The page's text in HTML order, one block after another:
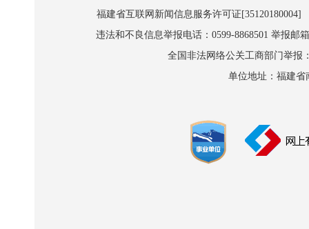
福建省互联网新闻信息服务许可证
违法和不良信息举报电话：0599-8868501 举报邮
全国非法网络公关工商部门举报
单位地址：福建省